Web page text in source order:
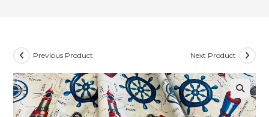
Previous Product Next Product